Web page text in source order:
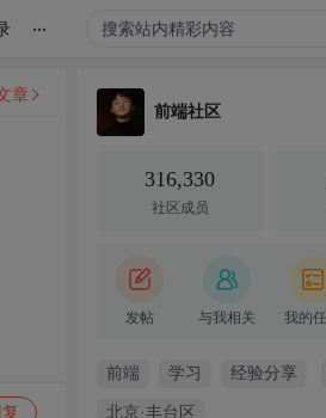
...
章
前端社区
316,330
社区成员
发帖 与我相关 我的
前端 学习 经验分享
北京·丰台区